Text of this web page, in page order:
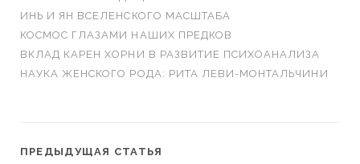
ИНЬ И ЯН ВСЕЛЕНСКОГО МАСШТАБА
КОСМОС ГЛАЗАМИ НАШИХ ПРЕДКОВ
ВКЛАД КАРЕН ХОРНИ В РАЗВИТИЕ ПСИХОАНАЛИЗА
НАУКА ЖЕНСКОГО РОДА: РИТА ЛЕВИ-МОНТАЛЬЧИНИ
ПРЕДЫДУЩАЯ СТАТЬЯ